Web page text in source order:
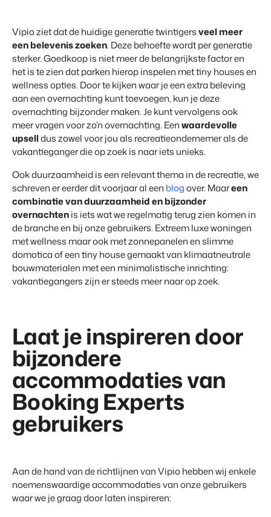
Vipio ziet dat de huidige generatie twintigersveel meer
een belevenis zoeken. Deze behoefte wordt per generatie
sterker. Goedkoop is niet meer de belangrijkste factor en
het is te zien dat parken hierop inspelen met tiny houses en
wellness opties. Door te kijken waar je een extra beleving
aan een overnachting kunt toevoegen, kun je deze
overnachting bijzonder maken. Je kunt vervolgens ook
meer vragen voor zo’n overnachting. Eenwaardevolle
upselldus zowel voor jou als recreatieondernemer als de
vakantieganger die op zoek is naar iets unieks.
Ook duurzaamheid is een relevant thema in de recreatie, we
schreven er eerder dit voorjaar al een blogover. Maareen
combinatie van duurzaamheid en bijzonder
overnachtenis iets wat we regelmatig terug zien komen in
de branche en bij onze gebruikers. Extreem luxe woningen
met wellness maar ook met zonnepanelen en slimme
domotica of een tiny house gemaakt van klimaatneutrale
bouwmaterialen met een minimalistische inrichting:
vakantiegangers zijn er steeds meer naar op zoek.
Laat je inspireren door
bijzondere
accommodaties van
Booking Experts
gebruikers
Aan de hand van de richtlijnen van Vipio hebben wij enkele
noemenswaardige accommodaties van onze gebruikers
waar we je graag door laten inspireren: